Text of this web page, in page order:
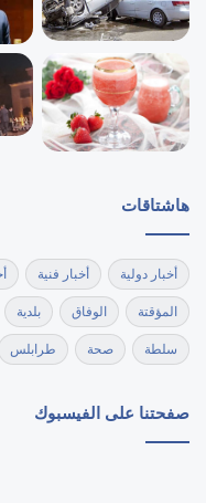
هاشتاقات
أخبار دولية أخبار فنية
المؤقتة الوفاق بلدية
سلطة صحة طرابلس
صفحتنا على الفيسبوك